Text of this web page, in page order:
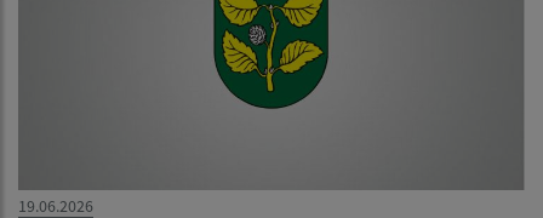
19.06.2026